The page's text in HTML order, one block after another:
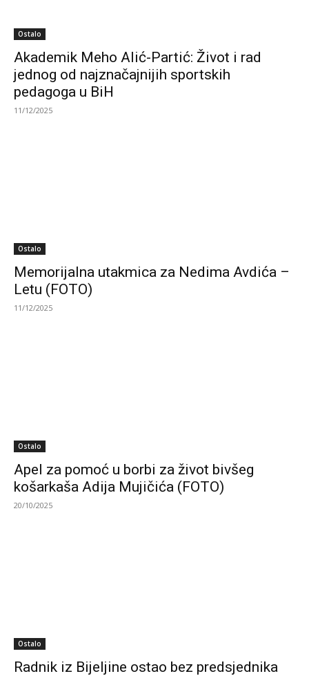
Ostalo
Akademik Meho Alić-Partić: Život i rad
jednog od najznačajnijih sportskih
pedagoga u BiH
11/12/2025
Ostalo
Memorijalna utakmica za Nedima Avdića –
Letu (FOTO)
11/12/2025
Ostalo
Apel za pomoć u borbi za život bivšeg
košarkaša Adija Mujičića (FOTO)
20/10/2025
Ostalo
Radnik iz Bijeljine ostao bez predsjednika